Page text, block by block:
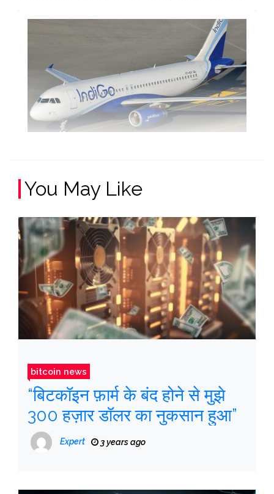
You May Like
bitcoin news
“बिटकॉइन फ़ार्म के बंद होने से मुझे
300 हज़ार डॉलर का नुकसान हुआ”
Expert 3 years ago